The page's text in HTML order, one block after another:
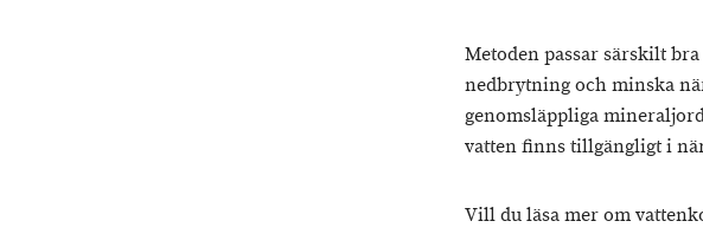
Metoden passar särskilt
nedbrytning och minska
genomsläppliga
vatten finns tillgängligt i
Vill du läsa mer om